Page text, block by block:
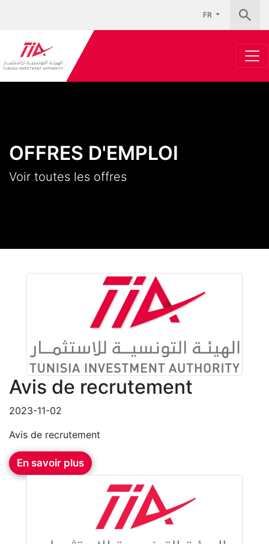
FR
OFFRES D'EMPLOI
Voir toutes les offres
Avis de recrutement
2023-11-02
Avis de recrutement
En savoir plus